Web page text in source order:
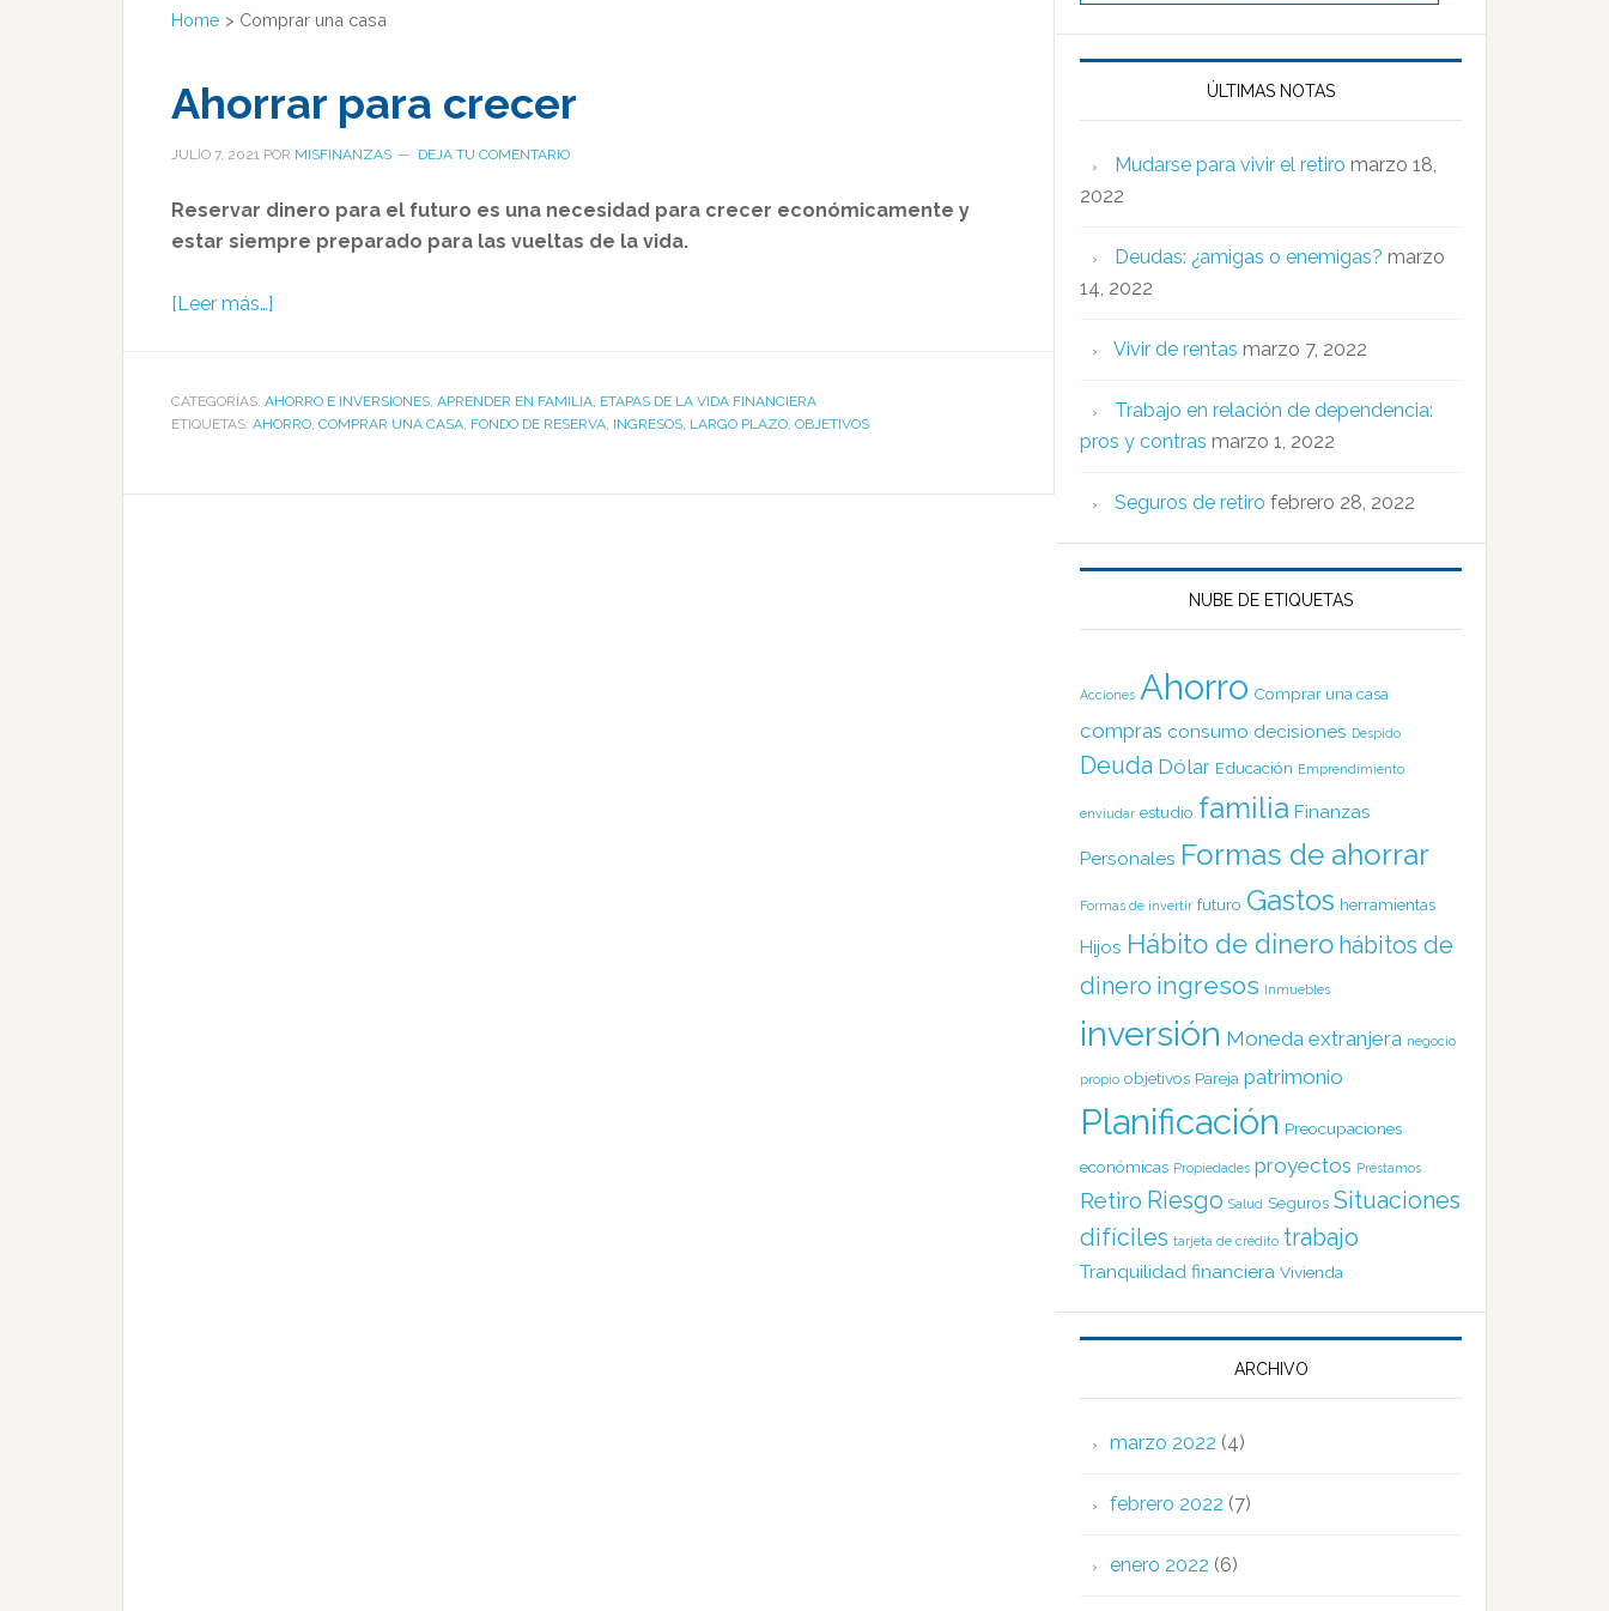
Home > Comprar una casa
Ahorrar para crecer
JULIO 7, 2021 POR MISFINANZAS DEJA TU COMENTARIO
Reservar dinero para el futuro es una necesidad para crecer económicamente y
estar siempre preparado para las vueltas de la vida.
[Leer más…]
CATEGORÍAS: AHORRO E INVERSIONES, APRENDER EN FAMILIA, ETAPAS DE LA VIDA FINANCIERA
ETIQUETAS: AHORRO, COMPRAR UNA CASA, FONDO DE RESERVA, INGRESOS, LARGO PLAZO, OBJETIVOS
ÚLTIMAS NOTAS
Mudarse para vivir el retiro marzo 18,
2022
Deudas: ¿amigas o enemigas? marzo
14, 2022
Vivir de rentas marzo 7, 2022
Trabajo en relación de dependencia:
pros y contras marzo 1, 2022
Seguros de retiro febrero 28, 2022
NUBE DE ETIQUETAS
Acciones Ahorro Comprar una casa
compras consumo decisiones Despido
Deuda Dólar Educación Emprendimiento
enviudar estudio familia Finanzas
Personales Formas de ahorrar
Formas de invertir futuro Gastos herramientas
Hijos Hábito de dinero hábitos de
dinero ingresos Inmuebles
inversión Moneda extranjera negocio
propio objetivos Pareja patrimonio
Planificación Preocupaciones
económicas Propiedades proyectos Préstamos
Retiro Riesgo Salud Seguros Situaciones
difíciles tarjeta de crédito trabajo
Tranquilidad financiera Vivienda
ARCHIVO
marzo 2022 (4)
febrero 2022 (7)
enero 2022 (6)